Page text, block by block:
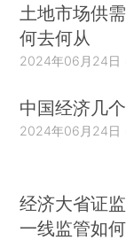
土地市场供
何去何从
2024年06月24日
中国经济几
2024年06月24日
经济大省证
一线监管如